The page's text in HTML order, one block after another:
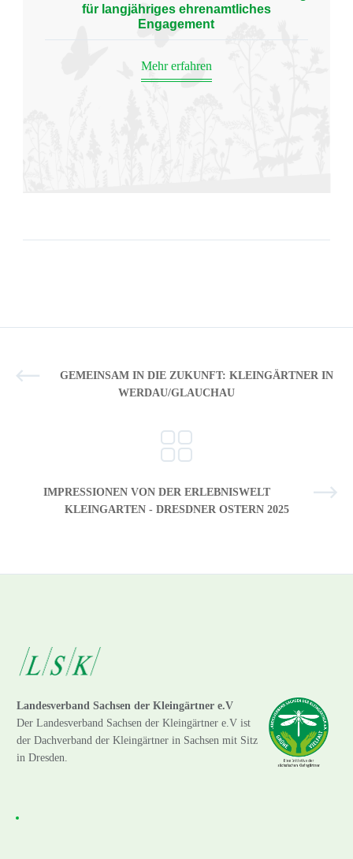
für langjähriges ehrenamtliches
Engagement
Mehr erfahren
GEMEINSAM IN DIE ZUKUNFT: KLEINGÄRTNER IN
WERDAU/GLAUCHAU
IMPRESSIONEN VON DER ERLEBNISWELT
KLEINGARTEN - DRESDNER OSTERN 2025
Landesverband Sachsen der Kleingärtner e.V
Der Landesverband Sachsen der Kleingärtner e.V ist
der Dachverband der Kleingärtner in Sachsen mit Sitz
in Dresden.